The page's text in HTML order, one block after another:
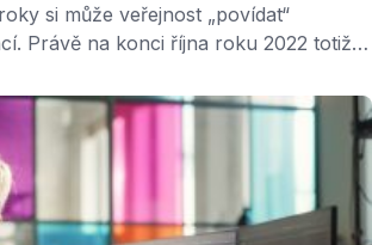
si může veřejnost „povídat“
Právě na konci října roku 2022 totiž
ChatGPT. Od té doby nastal
AI ve všech možných
bankovnictví, kde AI nově pomáhá
se zákazníky. Generativní …